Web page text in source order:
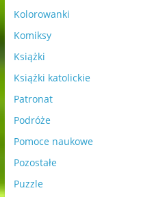
Kolorowanki
Komiksy
Książki
Książki katolickie
Patronat
Podróże
Pomoce naukowe
Pozostałe
Puzzle